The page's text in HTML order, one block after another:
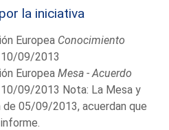
la iniciativa
Europea Conocimiento
09/2013
EuropeaMesa - Acuerdo
09/2013 Nota: La Mesa y
de 05/09/2013, acuerdan que